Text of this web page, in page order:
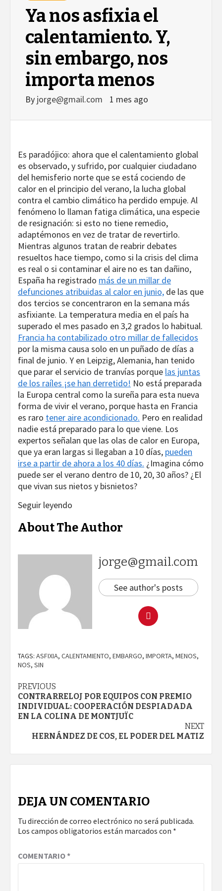
Ya nos asfixia el
calentamiento. Y,
sin embargo, nos
importa menos
By jorge@gmail.com 1 mes ago
Es paradójico: ahora que el calentamiento global
es observado, y sufrido, por cualquier ciudadano
del hemisferio norte que se está cociendo de
calor en el principio del verano, la lucha global
contra el cambio climático ha perdido empuje. Al
fenómeno lo llaman fatiga climática, una especie
de resignación: si esto no tiene remedio,
adaptémonos en vez de tratar de revertirlo.
Mientras algunos tratan de reabrir debates
resueltos hace tiempo, como si la crisis del clima
es real o si contaminar el aire no es tan dañino,
España ha registrado más de un millar de
defunciones atribuidas al calor en junio, de las que
dos tercios se concentraron en la semana más
asfixiante. La temperatura media en el país ha
superado el mes pasado en 3,2 grados lo habitual.
Francia ha contabilizado otro millar de fallecidos
por la misma causa solo en un puñado de días a
final de junio. Y en Leipzig, Alemania, han tenido
que parar el servicio de tranvías porque las juntas
de los raíles ¡se han derretido! No está preparada
la Europa central como la sureña para esta nueva
forma de vivir el verano, porque hasta en Francia
es raro tener aire acondicionado. Pero en realidad
nadie está preparado para lo que viene. Los
expertos señalan que las olas de calor en Europa,
que ya eran largas si llegaban a 10 días, pueden
irse a partir de ahora a los 40 días. ¿Imagina cómo
puede ser el verano dentro de 10, 20, 30 años? ¿El
que vivan sus nietos y bisnietos?
Seguir leyendo
About The Author
jorge@gmail.com
See author's posts
TAGS: ASFIXIA, CALENTAMIENTO, EMBARGO, IMPORTA, MENOS,
NOS, SIN
Continue
Reading
PREVIOUS
CONTRARRELOJ POR EQUIPOS CON PREMIO
INDIVIDUAL: COOPERACIÓN DESPIADADA
EN LA COLINA DE MONTJUÏC
NEXT
HERNÁNDEZ DE COS, EL PODER DEL MATIZ
DEJA UN COMENTARIO
Tu dirección de correo electrónico no será publicada.
Los campos obligatorios están marcados con *
COMENTARIO*